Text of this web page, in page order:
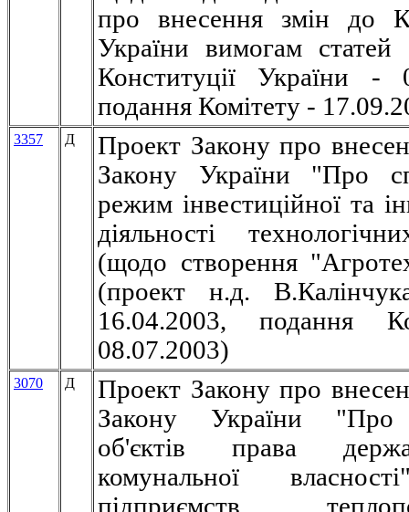
про внесення змін до
України вимогам
Конституції
України -
подання Комітету -
3357 Д
Проект Закону про
Закону України "Про
режим інвестиційної та
діяльності
(щодо створення
(проект н.д.
16.04.2003, подання
08.07.2003)
3070 Д
Проект Закону про
Закону України "Про
об'єктів права
комунальної
підприємств